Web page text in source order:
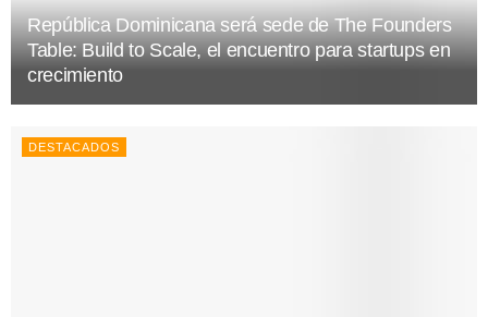
República Dominicana será sede de The Founders
Table: Build to Scale, el encuentro para startups en
crecimiento
DESTACADOS